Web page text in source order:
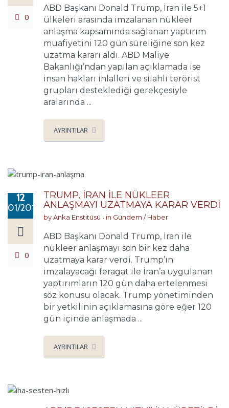
0
ABD Başkanı Donald Trump, İran ile 5+1
ülkeleri arasında imzalanan nükleer
anlaşma kapsamında sağlanan yaptırım
muafiyetini 120 gün süreliğine son kez
uzatma kararı aldı. ABD Maliye
Bakanlığı’ndan yapılan açıklamada ise
insan hakları ihlalleri ve silahlı terörist
grupları desteklediği gerekçesiyle
aralarında ...
AYRINTILAR
12
01/2018
0
TRUMP, İRAN İLE NÜKLEER
ANLAŞMAYI UZATMAYA KARAR VERDİ
byAnka Enstitüsü in Gündem / Haber
ABD Başkanı Donald Trump, İran ile
nükleer anlaşmayı son bir kez daha
uzatmaya karar verdi. Trump’ın
imzalayacağı feragat ile İran’a uygulanan
yaptırımların 120 gün daha ertelenmesi
söz konusu olacak. Trump yönetiminden
bir yetkilinin açıklamasına göre eğer 120
gün içinde anlaşmada ...
AYRINTILAR